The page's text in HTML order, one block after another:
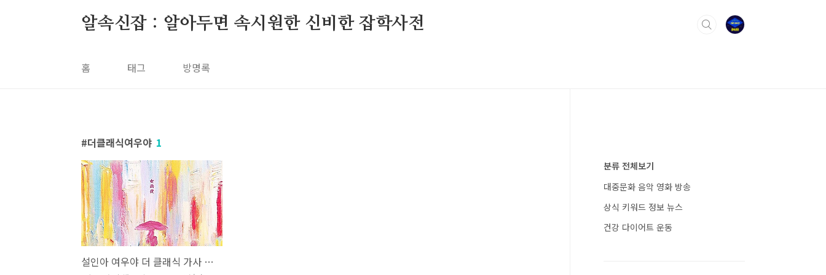
알속신잡 : 알아두면 속시원한 신비한 잡학사전
홈 태그 방명록
더클래식여우야 1
설인아 여우야 더 클래식 가사 노래 뮤비 곡정보
분류 전체보기
대중문화 음악 영화 방송
상식 키워드 정보 뉴스
건강 다이어트 운동